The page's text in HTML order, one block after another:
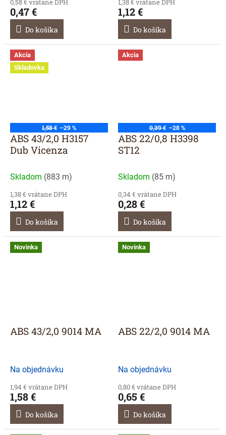
0,47 €
Do košíka
1,12 €
Do košíka
Akcia
Skladovka
1,58 € –29 %
ABS 43/2,0 H3157
Dub Vicenza
Skladom (883 m)
1,38 € vrátane DPH
1,12 €
Do košíka
Akcia
0,39 € –28 %
ABS 22/0,8 H3398
ST12
Skladom (85 m)
0,34 € vrátane DPH
0,28 €
Do košíka
Novinka
ABS 43/2,0 9014 MA
Na objednávku
1,94 € vrátane DPH
1,58 €
Do košíka
Novinka
ABS 22/2,0 9014 MA
Na objednávku
0,80 € vrátane DPH
0,65 €
Do košíka